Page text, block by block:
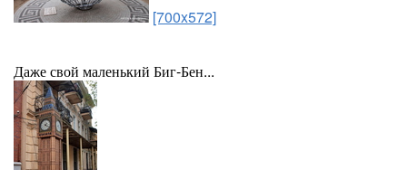
[700x572]
Даже свой маленький Биг-Бен...